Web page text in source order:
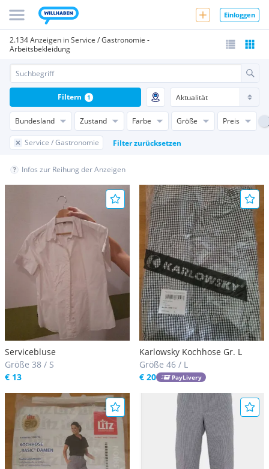
Einloggen
2.134 Anzeigen in Service / Gastronomie -
Arbeitsbekleidung
Bundesland Zustand Farbe Größe Preis
Service / Gastronomie Filter zurücksetzen
Filtern 1
Infos zur Reihung der Anzeigen
Servicebluse
Größe 38 / S
€ 13
Karlowsky Kochhose Gr. L
Größe 46 / L
€ 20
PayLivery